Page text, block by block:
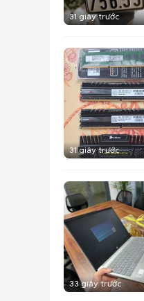
31 giây trước
31 giây trước
33 giây trước